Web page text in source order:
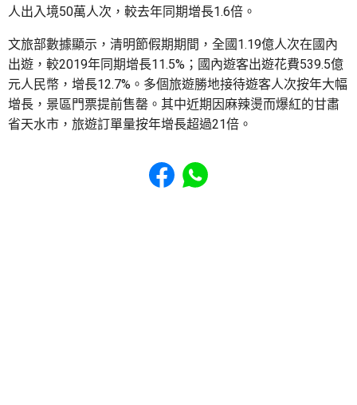
人出入境50萬人次，較去年同期增長1.6倍。
文旅部數據顯示，清明節假期期間，全國1.19億人次在國內
出遊，較2019年同期增長11.5%；國內遊客出遊花費539.5億
元人民幣，增長12.7%。多個旅遊勝地接待遊客人次按年大幅
增長，景區門票提前售罄。其中近期因麻辣燙而爆紅的甘肅
省天水市，旅遊訂單量按年增長超過21倍。
Share to Facebook
Share to WhatsApp